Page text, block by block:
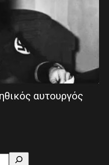
αυτουργός